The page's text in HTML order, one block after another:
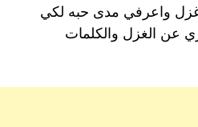
غزل واعرفي مدى حبه لكي
عن الغزل والكلمات